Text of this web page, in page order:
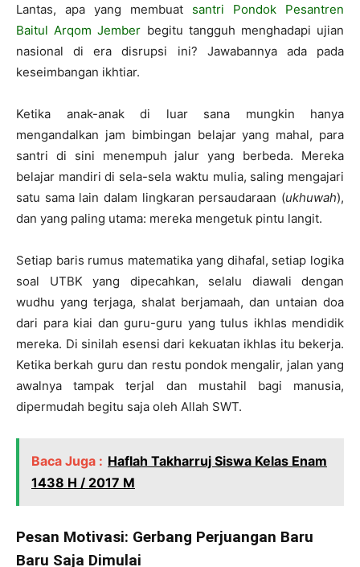
Lantas, apa yang membuat santri Pondok Pesantren
Baitul Arqom Jember begitu tangguh menghadapi ujian
nasional di era disrupsi ini? Jawabannya ada pada
keseimbangan ikhtiar.
Ketika anak-anak di luar sana mungkin hanya
mengandalkan jam bimbingan belajar yang mahal, para
santri di sini menempuh jalur yang berbeda. Mereka
belajar mandiri di sela-sela waktu mulia, saling mengajari
satu sama lain dalam lingkaran persaudaraan (ukhuwah),
dan yang paling utama: mereka mengetuk pintu langit.
Setiap baris rumus matematika yang dihafal, setiap logika
soal UTBK yang dipecahkan, selalu diawali dengan
wudhu yang terjaga, shalat berjamaah, dan untaian doa
dari para kiai dan guru-guru yang tulus ikhlas mendidik
mereka. Di sinilah esensi dari kekuatan ikhlas itu bekerja.
Ketika berkah guru dan restu pondok mengalir, jalan yang
awalnya tampak terjal dan mustahil bagi manusia,
dipermudah begitu saja oleh Allah SWT.
Baca Juga : Haflah Takharruj Siswa Kelas Enam
1438 H / 2017 M
Pesan Motivasi: Gerbang Perjuangan Baru
Baru Saja Dimulai